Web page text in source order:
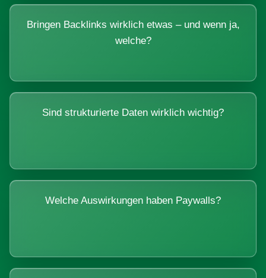
Bringen Backlinks wirklich etwas – und wenn ja,
welche?
Sind strukturierte Daten wirklich wichtig?
Welche Auswirkungen haben Paywalls?